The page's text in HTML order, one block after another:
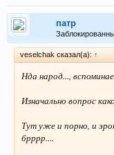
патр
veselchak сказал(а): ↑
Нда народ...,
Изначально вопрос
Тут уже и порно, и
брррр....